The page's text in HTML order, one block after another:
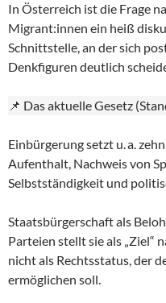
In Österreich ist die Frage
Migrant:innen ein heiß
Schnittstelle, an der sich
Denkfiguren deutlich
📌 Das aktuelle Gesetz
Einbürgerung setzt u. a.
Aufenthalt, Nachweis von
Selbstständigkeit und
Staatsbürgerschaft als
Parteien stellt sie als „Ziel“
nicht als Rechtsstatus, der
ermöglichen soll.